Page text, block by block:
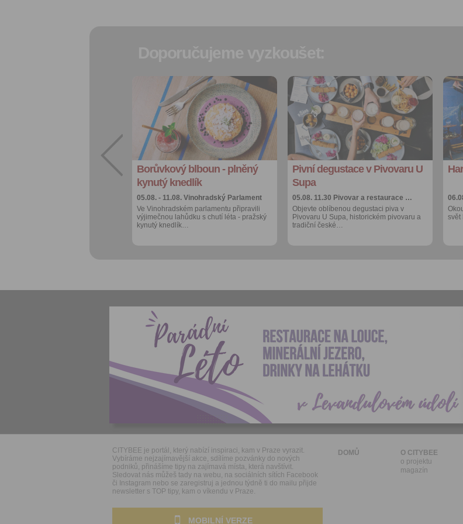
Borůvkový blboun - plněný
kynutý knedlík
05.08. - 11.08. Vinohradský Parlament
Ve Vinohradském parlamentu připravili
výjimečnou lahůdku s chutí léta - pražský
kynutý knedlík…
Přidat do
oblíbených
Sdílet:
Facebook
export do
kalendáře
Více výhod pro
přihlášené
Pivní degustace v Pivovaru U
Supa
05.08. 11.30 Pivovar a restaurace …
Objevte oblíbenou degustaci piva v
Pivovaru U Supa, historickém pivovaru a
tradiční české…
Přidat do
oblíbených
Sdílet:
Facebook
export do
kalendáře
Více výhod pro
svět
CITYBEE je portál, který nabízí inspiraci, kam v Praze vyrazit.
Vybíráme nejzajímavější akce, sdílíme pozvánky do nových
podniků, přinášíme tipy na zajímavá místa, která navštívit.
Sledovat nás můžeš tady na webu, na sociálních sítích Facebook
či Instagram nebo se zaregistruj a jednou týdně ti do mailu přijde
newsletter s TOP tipy, kam o víkendu v Praze.
MOBILNÍ VERZE
DOMŮ
O CITYBEE
o projektu
magazín
si
obchodní
jejich